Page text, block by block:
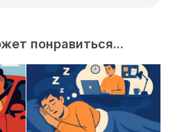
понравиться...